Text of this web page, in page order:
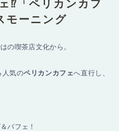
⁉︎「ペリカンカフ
モーニング
の喫茶店文化から。
人気のペリカンカフェへ直行し、
パフェ！